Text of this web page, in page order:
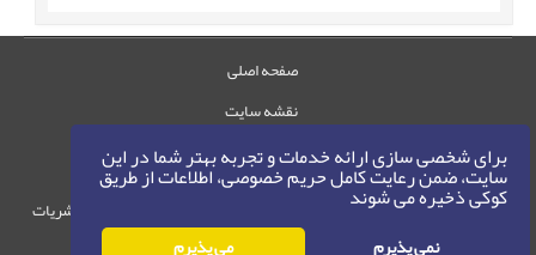
برای شخصی سازی ارائه خدمات و تجربه بهتر شما در این
سایت، ضمن رعایت کامل حریم خصوصی، اطلاعات از طریق
کوکی ذخیره می شوند
نمی پذیرم می پذیرم
صفحه اصلی
نقشه سایت
تماس با ما
حقوق این وب‌سایت متعلق به سامانه مدیریت نشریات
رایمگ است.